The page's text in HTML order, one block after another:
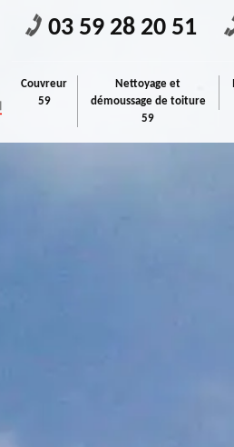
03 59 28 20 51
Couvreur
59
Nettoyage et
démoussage de toiture
59